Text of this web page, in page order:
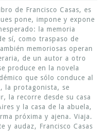
de Francisco Casas, es
pone, impone y expone
la memoria
sí, como traspaso de
memoriosas operan
de un autor a otro
produce en la novela
que sólo conduce al
la protagonista, se
la recorre desde su casa
y la casa de la abuela,
próxima y ajena. Viaja.
y audaz, Francisco Casas